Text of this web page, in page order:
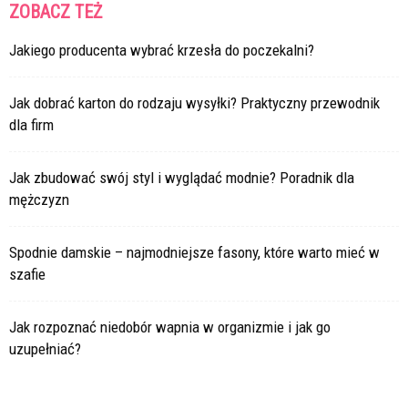
ZOBACZ TEŻ
Jakiego producenta wybrać krzesła do poczekalni?
Jak dobrać karton do rodzaju wysyłki? Praktyczny przewodnik
dla firm
Jak zbudować swój styl i wyglądać modnie? Poradnik dla
mężczyzn
Spodnie damskie – najmodniejsze fasony, które warto mieć w
szafie
Jak rozpoznać niedobór wapnia w organizmie i jak go
uzupełniać?